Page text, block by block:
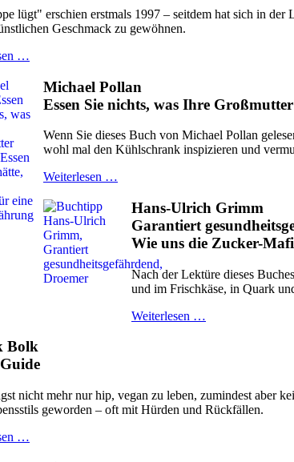
lügt" erschien erstmals 1997 – seitdem hat sich in
Geschmack zu gewöhnen.
…
Michael Pollan
Essen Sie nichts, was Ihre
Wenn Sie dieses Buch von Michael Pollan
wohl mal den Kühlschrank inspizieren und
Weiterlesen …
Hans-Ulrich Grimm
Garantiert
Wie uns die Zucker-
Nach der Lektüre dieses
und im Frischkäse, in Quark
Weiterlesen …
Bolk
nicht mehr nur hip, vegan zu leben, zumindest aber
geworden – oft mit Hürden und Rückfällen.
…